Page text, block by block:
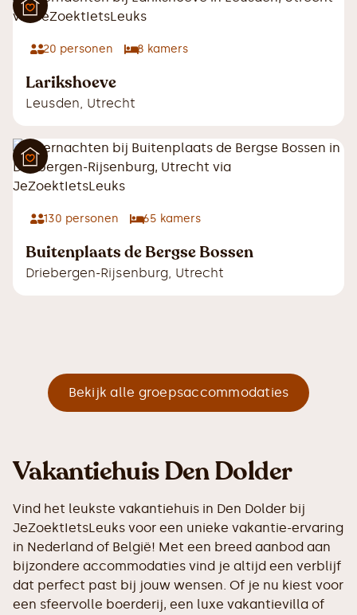
20 personen 8 kamers
Larikshoeve
Leusden, Utrecht
130 personen 65 kamers
Buitenplaats de Bergse Bossen
Driebergen-Rijsenburg, Utrecht
Bekijk alle groepsaccommodaties
Vakantiehuis Den Dolder
Vind het leukste vakantiehuis in Den Dolder bij
JeZoektIetsLeuks voor een unieke vakantie-ervaring
in Nederland of België! Met een breed aanbod aan
bijzondere accommodaties vind je altijd een verblijf
dat perfect past bij jouw wensen. Of je nu kiest voor
een sfeervolle boerderij, een luxe vakantievilla of